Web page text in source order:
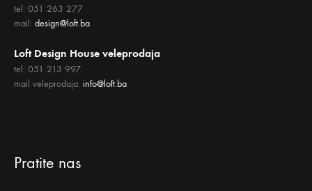
tel: 051 263 277
mail: design@loft.ba
Loft Design House veleprodaja
tel: 051 213 997
mail veleprodaja: info@loft.ba
Pratite nas